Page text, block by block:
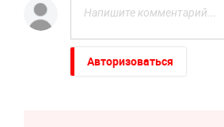
Авторизоваться